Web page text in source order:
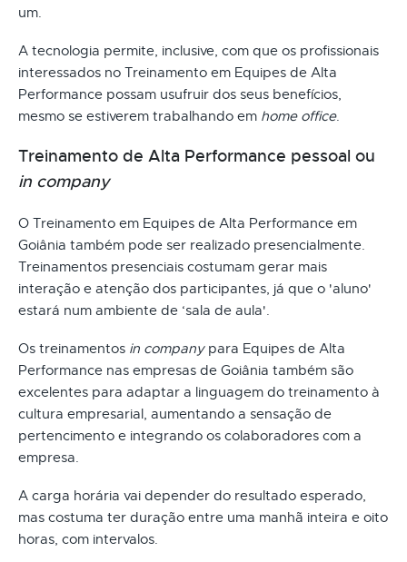
um.
A tecnologia permite, inclusive, com que os profissionais
interessados no Treinamento em Equipes de Alta
Performance possam usufruir dos seus benefícios,
mesmo se estiverem trabalhando em home office.
Treinamento de Alta Performance pessoal ou
in company
O Treinamento em Equipes de Alta Performance em
Goiânia também pode ser realizado presencialmente.
Treinamentos presenciais costumam gerar mais
interação e atenção dos participantes, já que o 'aluno'
estará num ambiente de ‘sala de aula'.
Os treinamentos in companypara Equipes de Alta
Performance nas empresas de Goiânia também são
excelentes para adaptar a linguagem do treinamento à
cultura empresarial, aumentando a sensação de
pertencimento e integrando os colaboradores com a
empresa.
A carga horária vai depender do resultado esperado,
mas costuma ter duração entre uma manhã inteira e oito
horas, com intervalos.